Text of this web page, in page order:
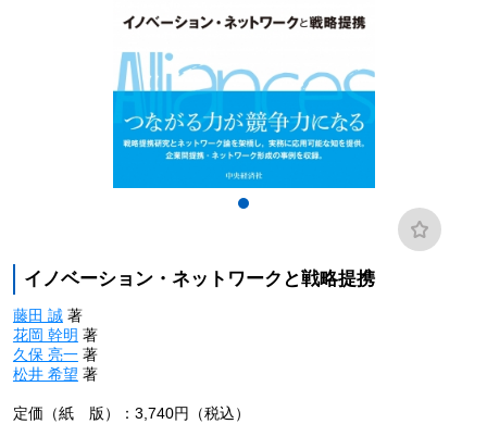
イノベーション・ネットワークと戦略提携
藤田 誠著
花岡 幹明 著
久保 亮一著
松井 希望 著
定価（紙 版）：3,740円（税込）